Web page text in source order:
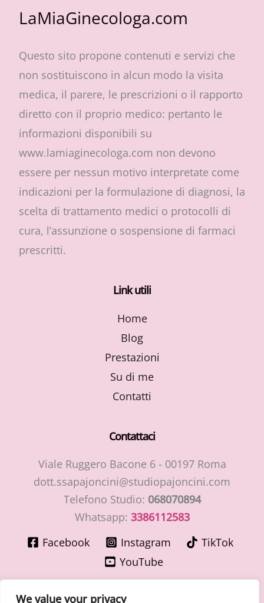
We value your privacy
LaMiaGinecologa.com
Questo sito propone contenuti e servizi che
non sostituiscono in alcun modo la visita
medica, il parere, le prescrizioni o il rapporto
diretto con il proprio medico: pertanto le
informazioni disponibili su
www.lamiaginecologa.com non devono
essere per nessun motivo interpretate come
indicazioni per la formulazione di diagnosi, la
scelta di trattamento medici o protocolli di
cura, l’assunzione o sospensione di farmaci
prescritti.
Link utili
Home
Blog
Prestazioni
Su di me
Contatti
Contattaci
Viale Ruggero Bacone 6 - 00197 Roma
dott.ssapajoncini@studiopajoncini.com
Telefono Studio: 068070894
Whatsapp: 3386112583
Facebook
Instagram
TikTok
YouTube